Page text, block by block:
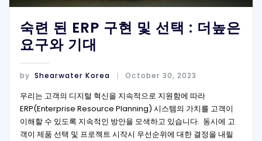
숙련 된 ERP 구현 및 선택 : 더높은
요구와 기대
by Shearwater Korea October 30, 2023
우리는 고객의 디지털 혁신을 지속적으로 지원함에 따라
ERP(Enterprise Resource Planning) 시스템의 가치를 고객이
이해할 수 있도록 지속적인 방안을 모색하고 있습니다. 동시에 고
객이 제품 선택 및 프로젝트 시작시 우선순위에 대한 결정을 내릴